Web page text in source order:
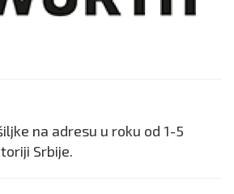
na adresu u roku od 1-5
Srbije.